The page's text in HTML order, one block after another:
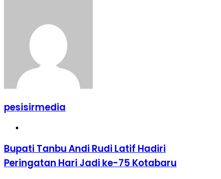
pesisirmedia
Bupati Tanbu Andi Rudi Latif Hadiri
Peringatan Hari Jadi ke-75 Kotabaru